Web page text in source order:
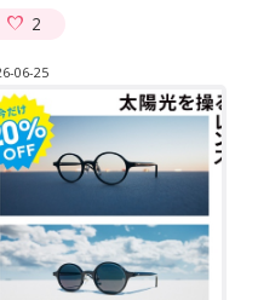
2
06-25